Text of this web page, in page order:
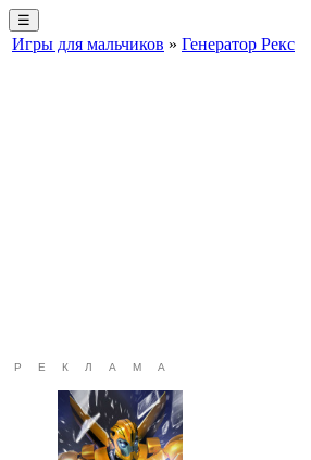
☰
Игры для мальчиков » Генератор Рекс
РЕКЛАМА